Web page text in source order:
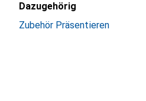
Dazugehörig
Zubehör Präsentieren